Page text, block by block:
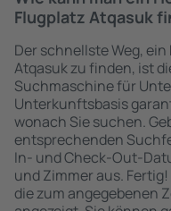
Flugplatz Atqasuk
Der schnellste Weg,
Atqasuk zu finden, ist
Suchmaschine für
Unterkunftsbasis
wonach Sie suchen.
entsprechenden
In- und Check-Out-
und Zimmer aus.
die zum angegebenen